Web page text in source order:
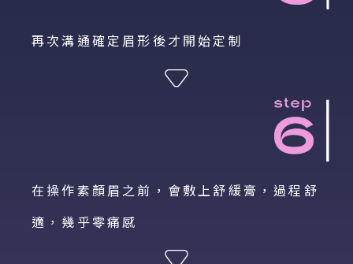
再次溝通確定眉形後才開始定制
在操作素顏眉之前，會敷上舒緩膏，過程舒
適，幾乎零痛感